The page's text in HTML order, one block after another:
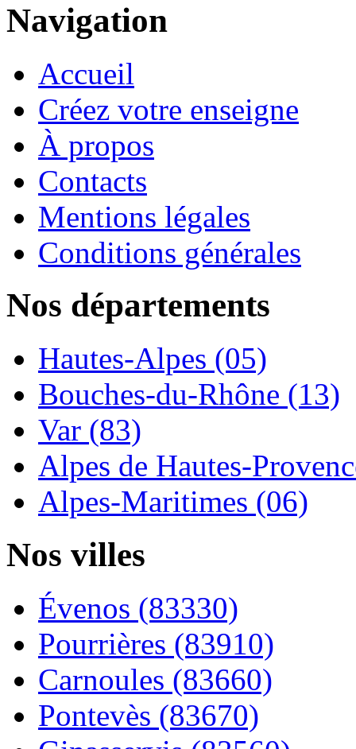
Navigation
Accueil
Créez votre enseigne
À propos
Contacts
Mentions légales
Conditions générales
Nos départements
Hautes-Alpes (05)
Bouches-du-Rhône (13)
Var (83)
Alpes de Hautes-
Alpes-Maritimes (06)
Nos villes
Évenos (83330)
Pourrières (83910)
Carnoules (83660)
Pontevès (83670)